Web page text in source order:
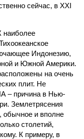
сейчас, в XXI
наиболее
Индонезию,
и Южной Америки.
на очень
плит. Не
– причина в Нью-
Землетрясения
обычное и вполне
столетий,
К примеру, в